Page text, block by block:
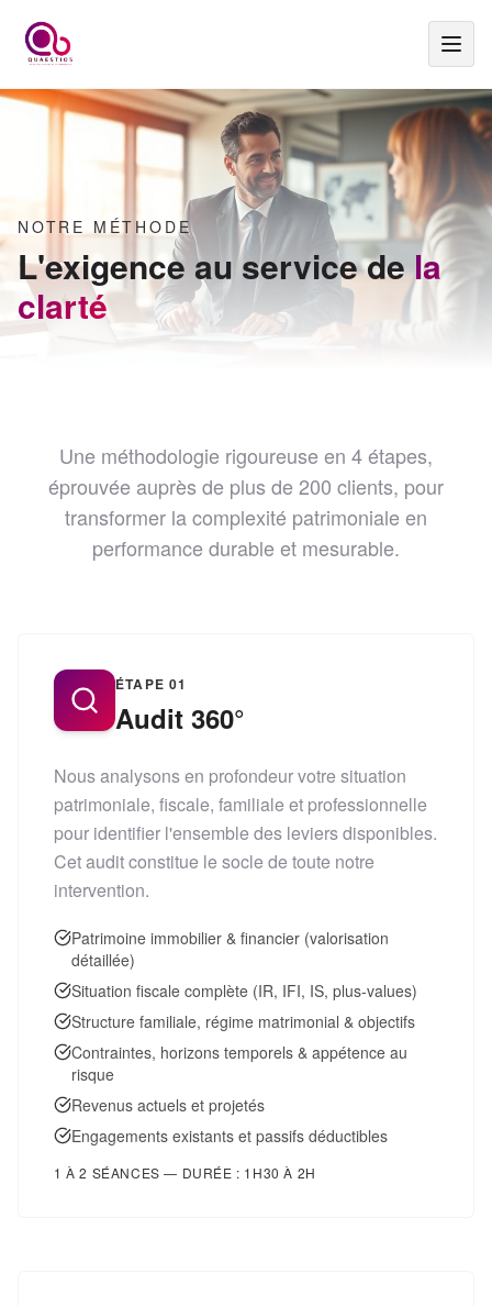
NOTRE MÉTHODE
L'exigence au service dela
clarté
Une méthodologie rigoureuse en 4 étapes,
éprouvée auprès de plus de 200 clients, pour
transformer la complexité patrimoniale en
performance durable et mesurable.
ÉTAPE01
Audit 360°
Nous analysons en profondeur votre situation
patrimoniale, fiscale, familiale et professionnelle
pour identifier l'ensemble des leviers disponibles.
Cet audit constitue le socle de toute notre
intervention.
Patrimoine immobilier & financier (valorisation
détaillée)
Situation fiscale complète (IR, IFI, IS, plus-values)
Structure familiale, régime matrimonial & objectifs
Contraintes, horizons temporels & appétence au
risque
Revenus actuels et projetés
Engagements existants et passifs déductibles
1 À 2 SÉANCES — DURÉE : 1H30 À 2H